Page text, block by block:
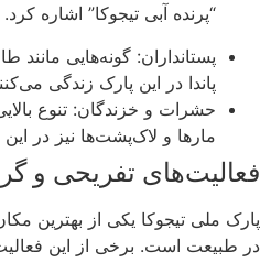
“پرنده آبی تیجوکا” اشاره کرد.
پستانداران: گونه‌هایی
پاندا در این پارک زندگی
حشرات و خزندگان: تنوع
مارها و لاک‌پشت‌ها نیز در
فعالیت‌های تفریحی و
پارک ملی تیجوکا یکی از بهترین
در طبیعت است. برخی از این